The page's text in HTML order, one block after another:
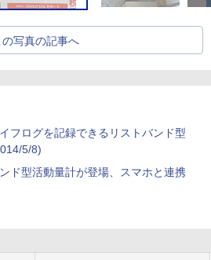
の写真の記事へ
フログを記録できるリストバンド型
5/8)
ド型活動量計が登場、スマホと連携